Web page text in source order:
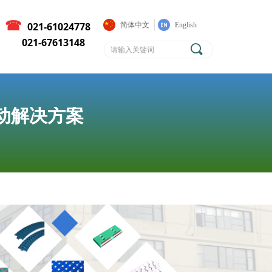
☎ 021-61024778
021-67613148
끠
简体中文 English
解决方案